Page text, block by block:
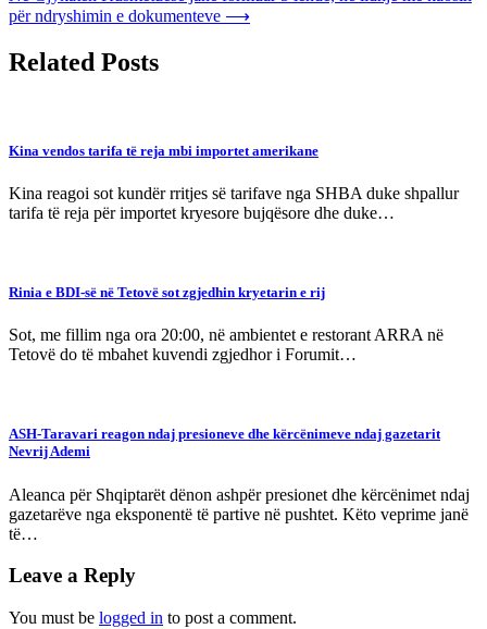
për ndryshimin e dokumenteve ⟶
Related Posts
Kina vendos tarifa të reja mbi importet amerikane
Kina reagoi sot kundër rritjes së tarifave nga SHBA duke shpallur
tarifa të reja për importet kryesore bujqësore dhe duke…
Rinia e BDI-së në Tetovë sot zgjedhin kryetarin e rij
Sot, me fillim nga ora 20:00, në ambientet e restorant ARRA në
Tetovë do të mbahet kuvendi zgjedhor i Forumit…
ASH-Taravari reagon ndaj presioneve dhe kërcënimeve ndaj gazetarit
Nevrij Ademi
Aleanca për Shqiptarët dënon ashpër presionet dhe kërcënimet ndaj
gazetarëve nga eksponentë të partive në pushtet. Këto veprime janë
të…
Leave a Reply
You must be logged in to post a comment.